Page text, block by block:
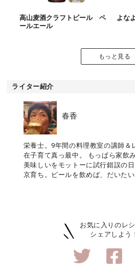
高山麦酒クラフトビール ペ
ールエール
よな
もっと見る
ライター紹介
春香
栄養士。9年間の料理教室の講師＆
在子育て真っ最中。 もっぱら家飲
美味しいをモットーに試行錯誤の
京育ち。ビールを飲めば、だいたい
お気に入りのレ
シェアしよう